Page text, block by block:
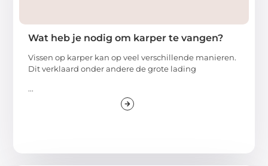
Wat heb je nodig om karper te vangen?
Vissen op karper kan op veel verschillende manieren.
Dit verklaard onder andere de grote lading
...